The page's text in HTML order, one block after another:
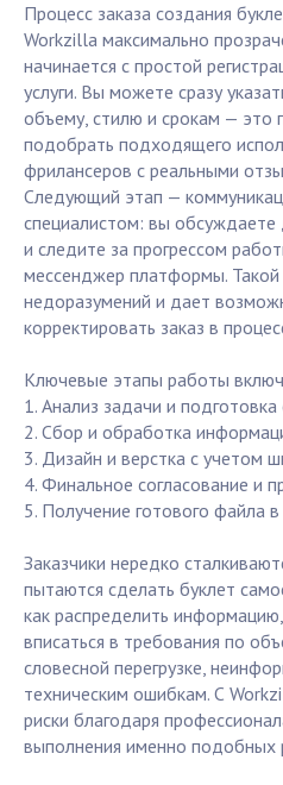
Процесс заказа создания
Workzilla максимально
начинается с простой
услуги. Вы можете сразу
объему, стилю и срокам — это
подобрать подходящего
фрилансеров с реальными
Следующий этап —
специалистом: вы обсуждаете
и следите за прогрессом
мессенджер платформы.
недоразумений и дает
корректировать заказ в
Ключевые этапы работы
1. Анализ задачи и подготовка
2. Сбор и обработка
3. Дизайн и верстка с учетом
4. Финальное согласование и
5. Получение готового файла
Заказчики нередко
пытаются сделать буклет
как распределить
вписаться в требования по
словесной перегрузке,
техническим ошибкам. С
риски благодаря
выполнения именно подобных